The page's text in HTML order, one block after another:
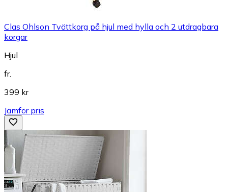
Clas Ohlson Tvättkorg på hjul med hylla och 2 utdragbara
korgar
Hjul
fr.
399 kr
Jämför pris